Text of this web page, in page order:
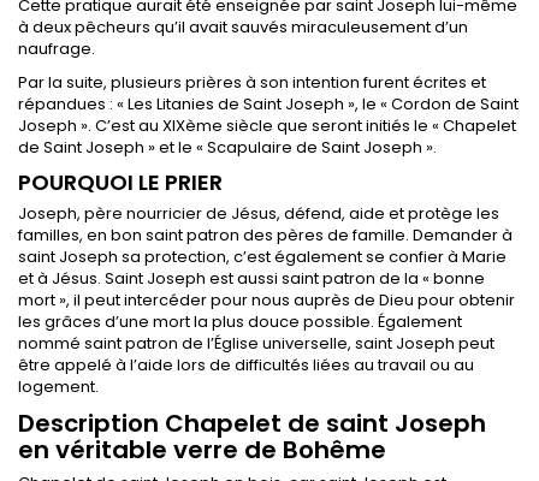
Cette pratique aurait été enseignée par saint Joseph lui-même
à deux pêcheurs qu’il avait sauvés miraculeusement d’un
naufrage.
Par la suite, plusieurs prières à son intention furent écrites et
répandues : « Les Litanies de Saint Joseph », le « Cordon de Saint
Joseph ». C’est au XIXème siècle que seront initiés le « Chapelet
de Saint Joseph » et le « Scapulaire de Saint Joseph ».
POURQUOI LE PRIER
Joseph, père nourricier de Jésus, défend, aide et protège les
familles, en bon saint patron des pères de famille. Demander à
saint Joseph sa protection, c’est également se confier à Marie
et à Jésus. Saint Joseph est aussi saint patron de la « bonne
mort », il peut intercéder pour nous auprès de Dieu pour obtenir
les grâces d’une mort la plus douce possible. Également
nommé saint patron de l’Église universelle, saint Joseph peut
être appelé à l’aide lors de difficultés liées au travail ou au
logement.
Description Chapelet de saint Joseph
en véritable verre de Bohême